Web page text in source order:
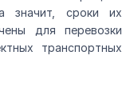
значит, сроки их
для перевозки
транспортных